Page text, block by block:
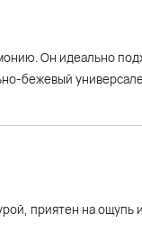
Он идеально
бежевый
приятен на ощупь